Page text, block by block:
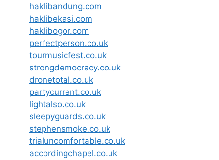
haklibandung.com
haklibekasi.com
haklibogor.com
perfectperson.co.uk
tourmusicfest.co.uk
strongdemocracy.co.uk
dronetotal.co.uk
partycurrent.co.uk
lightalso.co.uk
sleepyguards.co.uk
stephensmoke.co.uk
trialuncomfortable.co.uk
accordingchapel.co.uk